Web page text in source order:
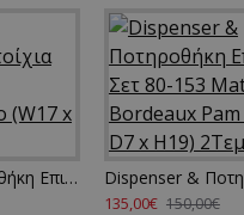
Dispenser & Ποτηροθήκη Επιτοίχια Σετ 80-113 Matt Anthracite Pam Co (W17 x D7 x H19) 2Τεμ
135,00€ 150,00€